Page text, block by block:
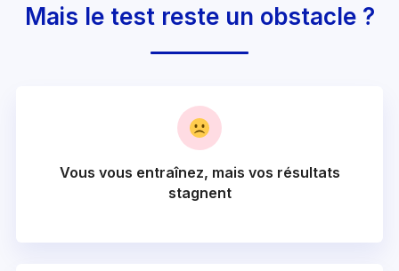
Mais le test reste un obstacle ?
Vous vous entraînez, mais vos résultats
stagnent